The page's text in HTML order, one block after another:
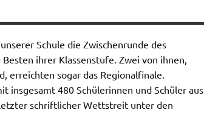
Schule die Zwischenrunde des
ihrer Klassenstufe. Zwei von ihnen,
erreichten sogar das Regionalfinale.
insgesamt 480 Schülerinnen und Schüler aus
schriftlicher Wettstreit unter den